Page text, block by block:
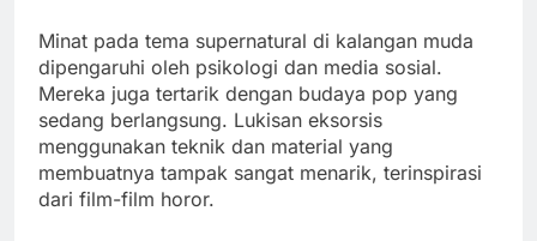
Minat pada tema supernatural di kalangan muda
dipengaruhi oleh psikologi dan media sosial.
Mereka juga tertarik dengan budaya pop yang
sedang berlangsung. Lukisan eksorsis
menggunakan teknik dan material yang
membuatnya tampak sangat menarik, terinspirasi
dari film-film horor.